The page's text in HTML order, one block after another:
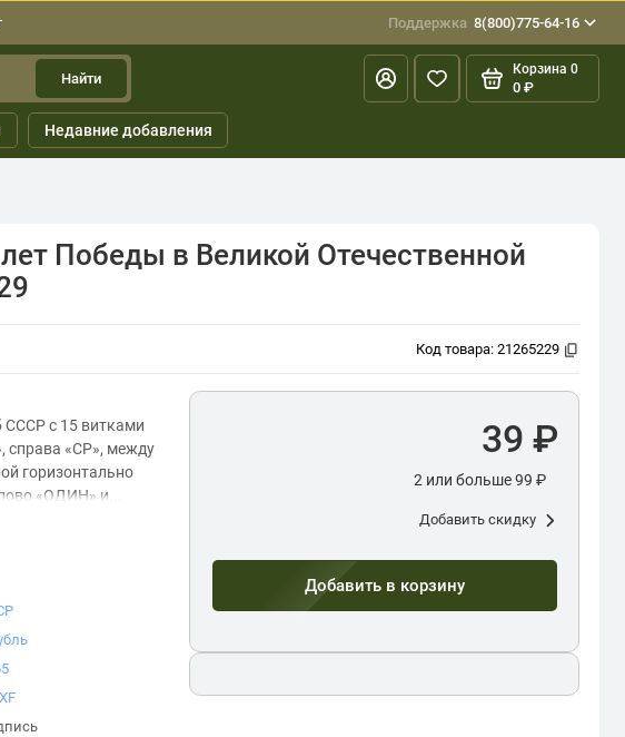
Поддержка 8(800)775-64-16
Найти
Корзина 0
0 ₽
Недавние добавления
Победы в Великой Отечественной
Код товара: 21265229
СССР с 15 витками
справа «СР», между
горизонтально
«ОДИН» и...
39 ₽
2 или больше 99 ₽
Добавить скидку
Добавить в корзину